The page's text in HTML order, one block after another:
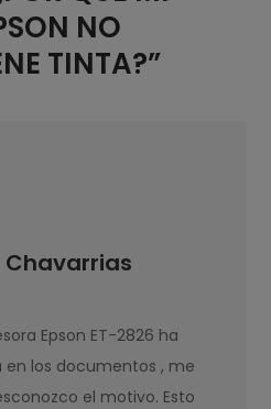
NO
TINTA?”
Epson ET-2826 ha
los documentos , me
el motivo. Esto